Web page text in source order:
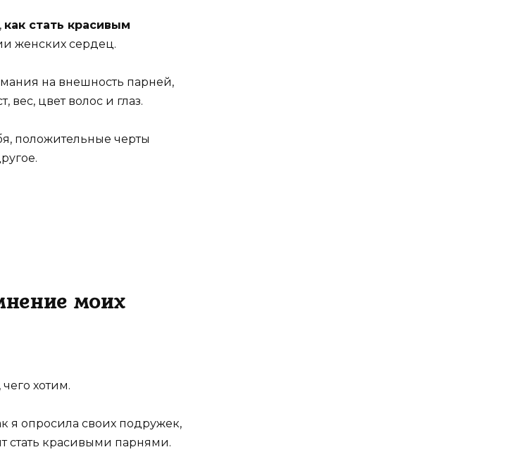
как стать красивым
женских сердец.
на внешность парней,
вес, цвет волос и глаз.
положительные черты
моих
хотим.
я опросила своих подружек,
стать красивыми парнями.